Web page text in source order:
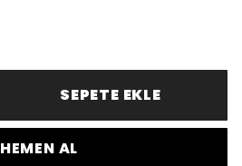
SEPETE EKLE
HEMEN AL